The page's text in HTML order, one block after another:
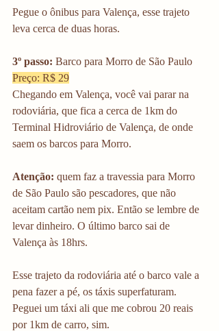
Pegue o ônibus para Valença, esse trajeto
leva cerca de duas horas.
3º passo: Barco para Morro de São Paulo
Preço: R$ 29
Chegando em Valença, você vai parar na
rodoviária, que fica a cerca de 1km do
Terminal Hidroviário de Valença, de onde
saem os barcos para Morro.
Atenção: quem faz a travessia para Morro
de São Paulo são pescadores, que não
aceitam cartão nem pix. Então se lembre de
levar dinheiro. O último barco sai de
Valença às 18hrs.
Esse trajeto da rodoviária até o barco vale a
pena fazer a pé, os táxis superfaturam.
Peguei um táxi ali que me cobrou 20 reais
por 1km de carro, sim.